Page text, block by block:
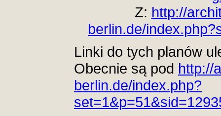
Z: http://
berlin.de/
Linki do tych planów
Obecnie są pod http://
berlin.de/index.php?